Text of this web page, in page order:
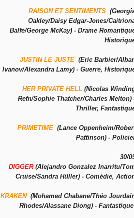
RAISON ET SENTIMENTS
Oakley/Daisy Edgar-Jones/
Balfe/George McKay) - Drame
JUSTIN LE JUSTE (Eric Barbier/
Ivanov/Alexandra Lamy) - Guerre,
HER PRIVATE HELL (Nicolas
Refn/Sophie Thatcher/Charles Melton)
Thriller,
PRIMETIME (Lance Oppenheim/
Pattinson) -
30/
DIGGER (Alejandro Gonzalez Inarritu/
Cruise/Sandra Hüller) - Comédie,
KRAKEN(Mohamed Chabane/Théo
Rhodes/Alassane Diong) - Fantastique